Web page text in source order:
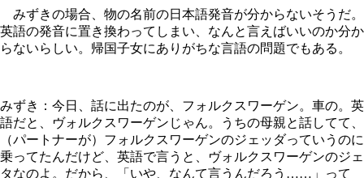
みずきの場合、物の名前の日本語発音が分からないそうだ。
英語の発音に置き換わってしまい、なんと言えばいいのか分か
らないらしい。帰国子女にありがちな言語の問題でもある。
みずき：今日、話に出たのが、フォルクスワーゲン。車の。英
語だと、ヴォルクスワーゲンじゃん。うちの母親と話してて、
（パートナーが）フォルクスワーゲンのジェッダっていうのに
乗ってたんだけど、英語で言うと、ヴォルクスワーゲンのジェ
タなのよ。だから、「いや、なんて言うんだろう……」って